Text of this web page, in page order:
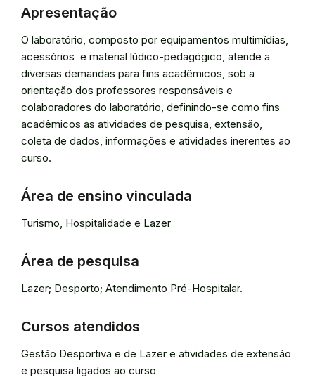
Apresentação
O laboratório, composto por equipamentos multimídias,
acessórios e material lúdico-pedagógico, atende a
diversas demandas para fins acadêmicos, sob a
orientação dos professores responsáveis e
colaboradores do laboratório, definindo-se como fins
acadêmicos as atividades de pesquisa, extensão,
coleta de dados, informações e atividades inerentes ao
curso.
Área de ensino vinculada
Turismo, Hospitalidade e Lazer
Área de pesquisa
Lazer; Desporto; Atendimento Pré-Hospitalar.
Cursos atendidos
Gestão Desportiva e de Lazer e atividades de extensão
e pesquisa ligados ao curso